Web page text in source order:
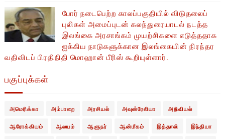
போர் நடைபெற்ற காலப்பகுதியில் ​​விடுதலைப்
புலிகள் அமைப்புடன் கலந்துரையாடல் நடத்த
இலங்கை அரசாங்கம் முயற்சிகளை எடுத்ததாக
ஐக்கிய நாடுகளுக்கான இலங்கையின் நிரந்தர
வதிவிடப் பிரதிநிதி மொஹான் பீரிஸ் கூறியுள்ளார்.
பகுப்புக்கள்
அமெரிக்கா அம்பாறை அரசியல் அவுஸ்ரேலியா அறிவியல்
ஆரோக்கியம் ஆலயம் ஆளுநர் ஆன்மீகம் இத்தாலி இந்தியா